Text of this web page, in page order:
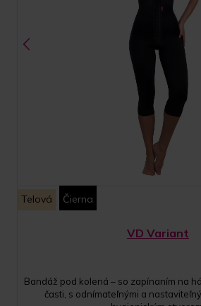
Telová Čierna
VD Variant
Bandáž pod kolená – so zapínaním na
časti, s odnímateľnými a